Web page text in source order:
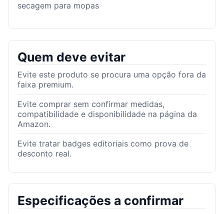
secagem para mopas
Quem deve evitar
Evite este produto se procura uma opção fora da
faixa premium.
Evite comprar sem confirmar medidas,
compatibilidade e disponibilidade na página da
Amazon.
Evite tratar badges editoriais como prova de
desconto real.
Especificações a confirmar